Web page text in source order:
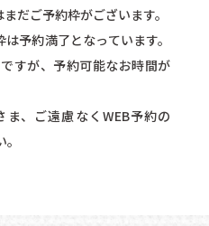
だご予約枠がございます。
予約満了となっています。
すが、予約可能なお時間が
、ご遠慮なくWEB予約の